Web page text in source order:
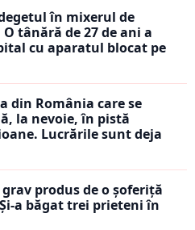
în mixerul de
tânără de 27 de ani a
cu aparatul blocat pe
din România care se
la nevoie, în pistă
Lucrările sunt deja
grav produs de o șoferiță
a băgat trei prieteni în